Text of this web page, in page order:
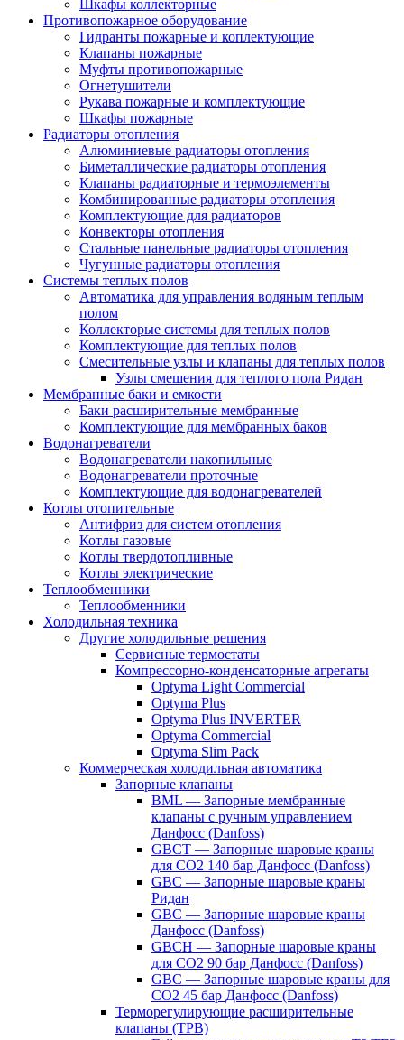
Шкафы коллекторные
Противопожарное оборудование
Гидранты пожарные и коплектующие
Клапаны пожарные
Муфты противопожарные
Огнетушители
Рукава пожарные и комплектующие
Шкафы пожарные
Радиаторы отопления
Алюминиевые радиаторы отопления
Биметаллические радиаторы отопления
Клапаны радиаторные и термоэлементы
Комбинированные радиаторы отопления
Комплектующие для радиаторов
Конвекторы отопления
Стальные панельные радиаторы отопления
Чугунные радиаторы отопления
Системы теплых полов
Автоматика для управления водяным теплым
полом
Коллекторые системы для теплых полов
Комплектующие для теплых полов
Смесительные узлы и клапаны для теплых полов
Узлы смешения для теплого пола Ридан
Мембранные баки и емкости
Баки расширительные мембранные
Комплектующие для мембранных баков
Водонагреватели
Водонагреватели накопильные
Водонагреватели проточные
Комплектующие для водонагревателей
Котлы отопительные
Антифриз для систем отопления
Котлы газовые
Котлы твердотопливные
Котлы электрические
Теплообменники
Теплообменники
Холодильная техника
Другие холодильные решения
Сервисные термостаты
Компрессорно-конденсаторные агрегаты
Optyma Light Commercial
Optyma Plus
Optyma Plus INVERTER
Optyma Commercial
Optyma Slim Pack
Коммерческая холодильная автоматика
Запорные клапаны
BML — Запорные мембранные
клапаны с ручным управлением
Данфосс (Danfoss)
GBCT — Запорные шаровые краны
для CO2 140 бар Данфосс (Danfoss)
GBC — Запорные шаровые краны
Ридан
GBC — Запорные шаровые краны
Данфосс (Danfoss)
GBCH — Запорные шаровые краны
для CO2 90 бар Данфосс (Danfoss)
GBC — Запорные шаровые краны для
CO2 45 бар Данфосс (Danfoss)
Терморегулирующие расширительные
клапаны (ТРВ)